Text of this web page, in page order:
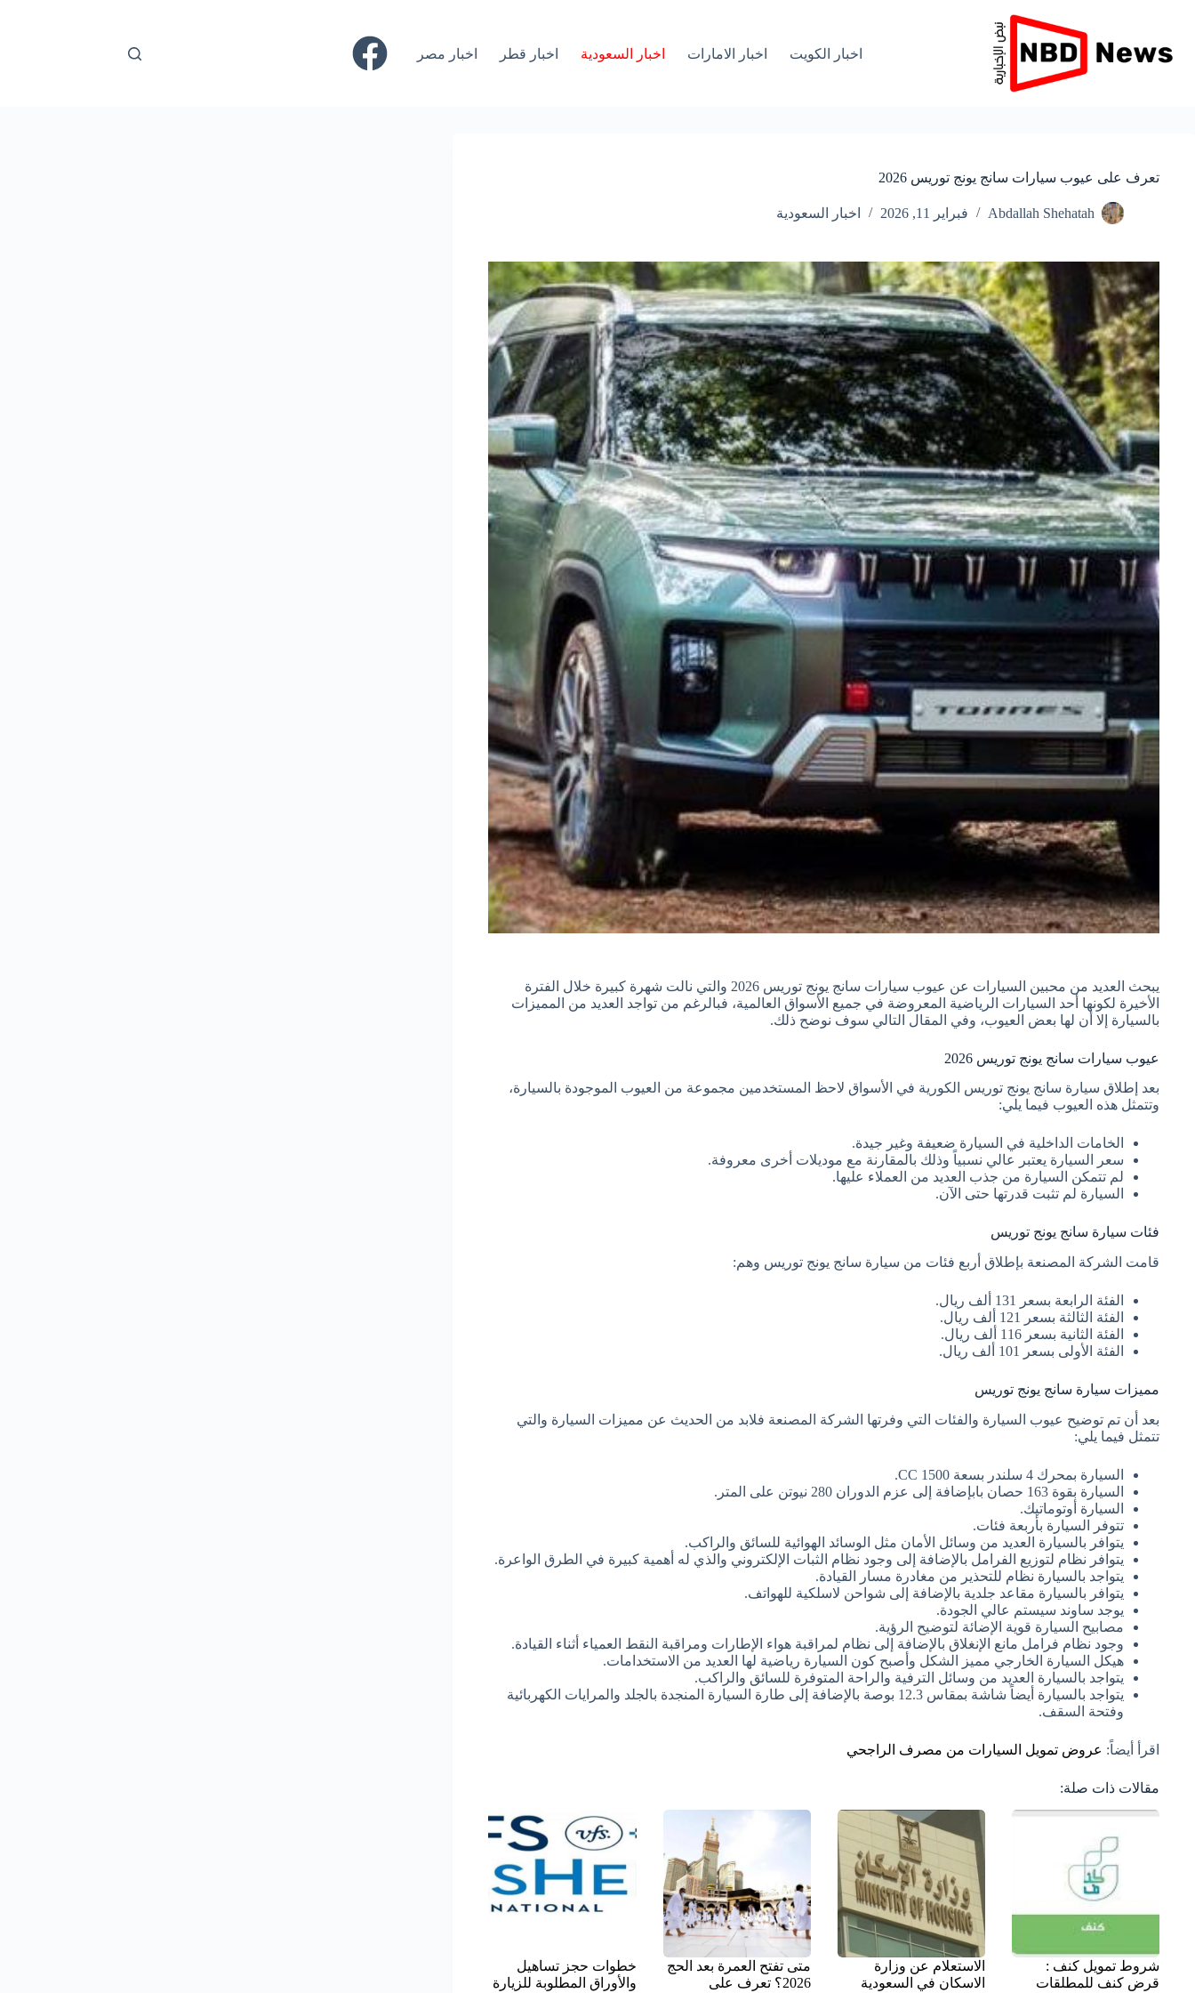
اخبار الكويت اخبار الامارات اخبار السعودية اخبار قطر اخبار مصر
تعرف على عيوب سيارات سانج يونج توريس 2026
Abdallah Shehatah فبراير 11, 2026 اخبار السعودية
يبحث العديد من محبين السيارات عن عيوب سيارات سانج يونج توريس 2026 والتي نالت شهرة كبيرة خلال الفترة
الأخيرة لكونها أحد السيارات الرياضية المعروضة في جميع الأسواق العالمية، فبالرغم من تواجد العديد من المميزات
بالسيارة إلا أن لها بعض العيوب، وفي المقال التالي سوف نوضح ذلك.
عيوب سيارات سانج يونج توريس 2026
بعد إطلاق سيارة سانج يونج توريس الكورية في الأسواق لاحظ المستخدمين مجموعة من العيوب الموجودة بالسيارة،
وتتمثل هذه العيوب فيما يلي:
الخامات الداخلية في السيارة ضعيفة وغير جيدة.
سعر السيارة يعتبر عالي نسبياً وذلك بالمقارنة مع موديلات أخرى معروفة.
لم تتمكن السيارة من جذب العديد من العملاء عليها.
السيارة لم تثبت قدرتها حتى الآن.
فئات سيارة سانج يونج توريس
قامت الشركة المصنعة بإطلاق أربع فئات من سيارة سانج يونج توريس وهم:
الفئة الرابعة بسعر 131 ألف ريال.
الفئة الثالثة بسعر 121 ألف ريال.
الفئة الثانية بسعر 116 ألف ريال.
الفئة الأولى بسعر 101 ألف ريال.
مميزات سيارة سانج يونج توريس
بعد أن تم توضيح عيوب السيارة والفئات التي وفرتها الشركة المصنعة فلابد من الحديث عن مميزات السيارة والتي
تتمثل فيما يلي:
السيارة بمحرك 4 سلندر بسعة 1500 CC.
السيارة بقوة 163 حصان بابإضافة إلى عزم الدوران 280 نيوتن على المتر.
السيارة أوتوماتيك.
تتوفر السيارة بأربعة فئات.
يتوافر بالسيارة العديد من وسائل الأمان مثل الوسائد الهوائية للسائق والراكب.
يتوافر نظام لتوزيع الفرامل بالإضافة إلى وجود نظام الثبات الإلكتروني والذي له أهمية كبيرة في الطرق الواعرة.
يتواجد بالسيارة نظام للتحذير من مغادرة مسار القيادة.
يتوافر بالسيارة مقاعد جلدية بالإضافة إلى شواحن لاسلكية للهواتف.
يوجد ساوند سيستم عالي الجودة.
مصابيح السيارة قوية الإضائة لتوضيح الرؤية.
وجود نظام فرامل مانع الإنغلاق بالإضافة إلى نظام لمراقبة هواء الإطارات ومراقبة النقط العمياء أثناء القيادة.
هيكل السيارة الخارجي مميز الشكل وأصبح كون السيارة رياضية لها العديد من الاستخدامات.
يتواجد بالسيارة العديد من وسائل الترفية والراحة المتوفرة للسائق والراكب.
يتواجد بالسيارة أيضاً شاشة بمقاس 12.3 بوصة بالإضافة إلى طارة السيارة المنجدة بالجلد والمرايات الكهربائية
وفتحة السقف.
اقرأ أيضاً: عروض تمويل السيارات من مصرف الراجحي
مقالات ذات صلة:
شروط تمويل كنف :
قرض كنف للمطلقات
الاستعلام عن وزارة
الاسكان في السعودية
متى تفتح العمرة بعد الحج
2026؟ تعرف على
خطوات حجز تساهيل
والأوراق المطلوبة للزيارة